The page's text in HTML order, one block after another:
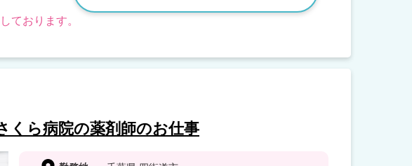
ております。
くら病院の薬剤師のお仕事